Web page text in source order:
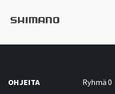
OHJEITA Ryhmä 0